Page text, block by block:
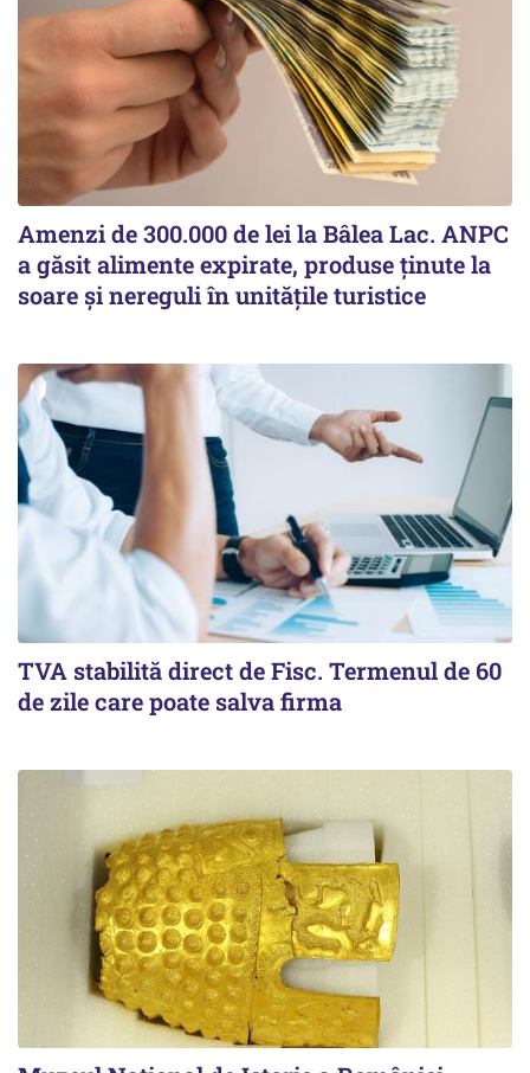
Amenzi de 300.000 de lei la Bâlea Lac. ANPC
a găsit alimente expirate, produse ținute la
soare și nereguli în unitățile turistice
TVA stabilită direct de Fisc. Termenul de 60
de zile care poate salva firma